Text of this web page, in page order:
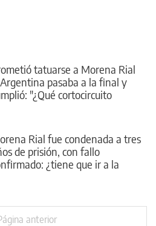
tatuarse a Morena Rial
pasaba a la final y
"¿Qué cortocircuito
Rial fue condenada a tres
de prisión, con fallo
¿tiene que ir a la
anterior